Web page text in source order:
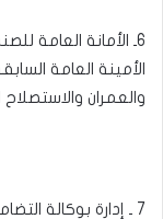
الأمينة العامة
والعمران والاستصلاح
7 ـ إدارة بوكالة